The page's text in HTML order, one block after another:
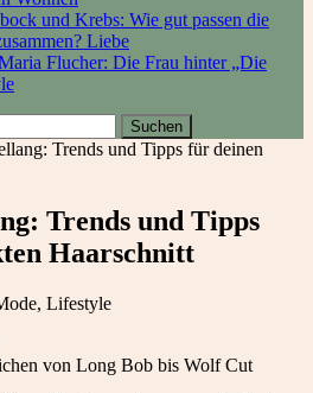
und Krebs: Wie gut passen die
Liebe
Flucher: Die Frau hinter „Die
Trends und Tipps für deinen
Trends und Tipps
Haarschnitt
, Lifestyle
von Long Bob bis Wolf Cut